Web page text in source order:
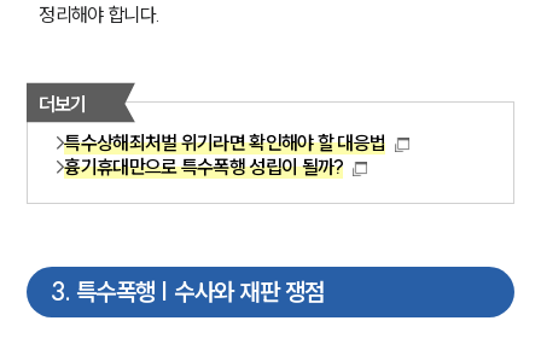
정리해야 합니다.
더보기
특수상해죄처벌 위기라면 확인해야 할 대응법
흉기휴대만으로 특수폭행 성립이 될까?
3. 특수폭행 | 수사와 재판 쟁점